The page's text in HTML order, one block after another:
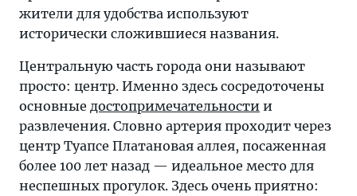
жители для удобства используют
исторически сложившиеся названия.
Центральную часть города они называют
просто: центр. Именно здесь сосредоточены
основные достопримечательности и
развлечения. Словно артерия проходит через
центр Туапсе Платановая аллея, посаженная
более 100 лет назад — идеальное место для
неспешных прогулок. Здесь очень приятно: